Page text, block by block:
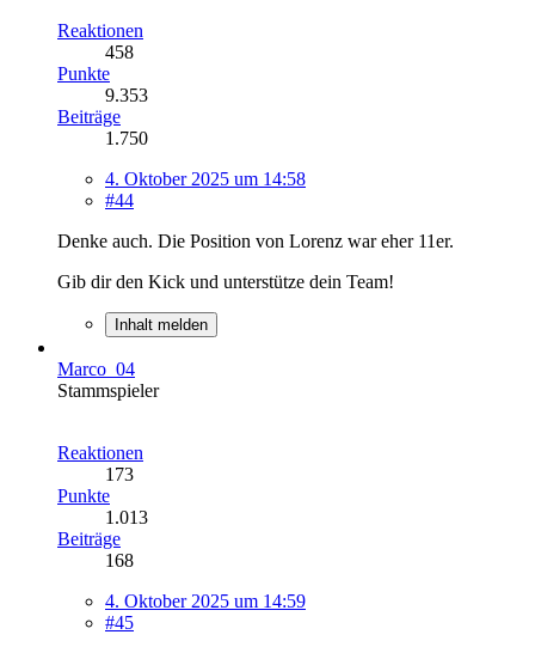
Reaktionen
458
Punkte
9.353
Beiträge
1.750
4. Oktober 2025 um 14:58
#44
Denke auch. Die Position von Lorenz war eher 11er.
Gib dir den Kick und unterstütze dein Team!
Inhalt melden
Marco_04
Stammspieler
Reaktionen
173
Punkte
1.013
Beiträge
168
4. Oktober 2025 um 14:59
#45